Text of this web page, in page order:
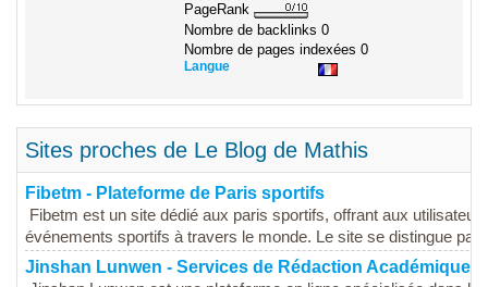
PageRank
Nombre de backlinks 0
Nombre de pages indexées 0
Langue
Sites proches de Le Blog de Mathis
Fibetm - Plateforme de Paris sportifs
Fibetm est un site dédié aux paris sportifs, offrant aux
événements sportifs à travers le monde. Le site se distingue par
Jinshan Lunwen - Services de Rédaction Académique